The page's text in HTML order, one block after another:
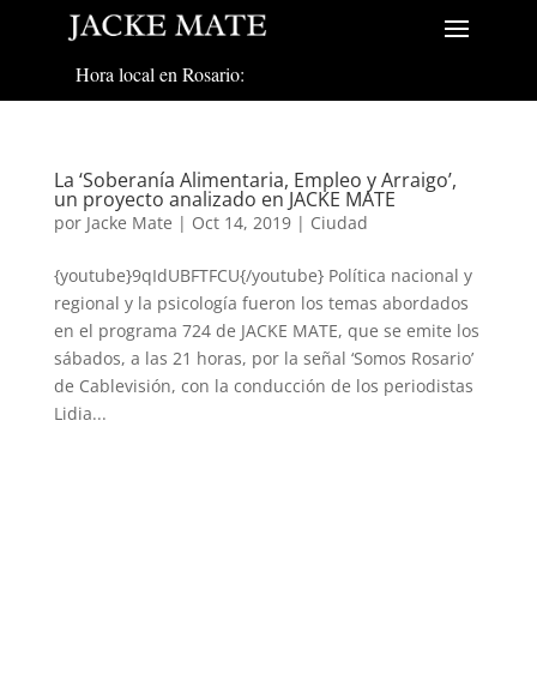
Hora local en Rosario:
La ‘Soberanía Alimentaria, Empleo y Arraigo’,
un proyecto analizado en JACKE MATE
por Jacke Mate | Oct 14, 2019| Ciudad
{youtube}9qIdUBFTFCU{/youtube} Política nacional y
regional y la psicología fueron los temas abordados
en el programa 724 de JACKE MATE, que se emite los
sábados, a las 21 horas, por la señal ‘Somos Rosario’
de Cablevisión, con la conducción de los periodistas
Lidia...